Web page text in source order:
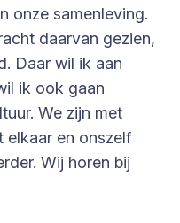
onze samenleving.
daarvan gezien,
Daar wil ik aan
ik ook gaan
We zijn met
elkaar en onszelf
Wij horen bij